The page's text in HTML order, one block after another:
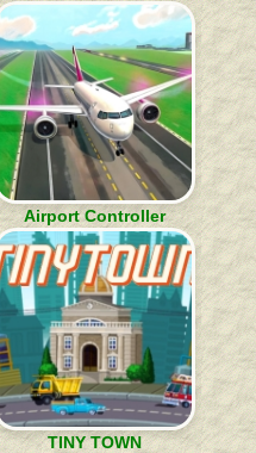
Airport Controller
TINY TOWN